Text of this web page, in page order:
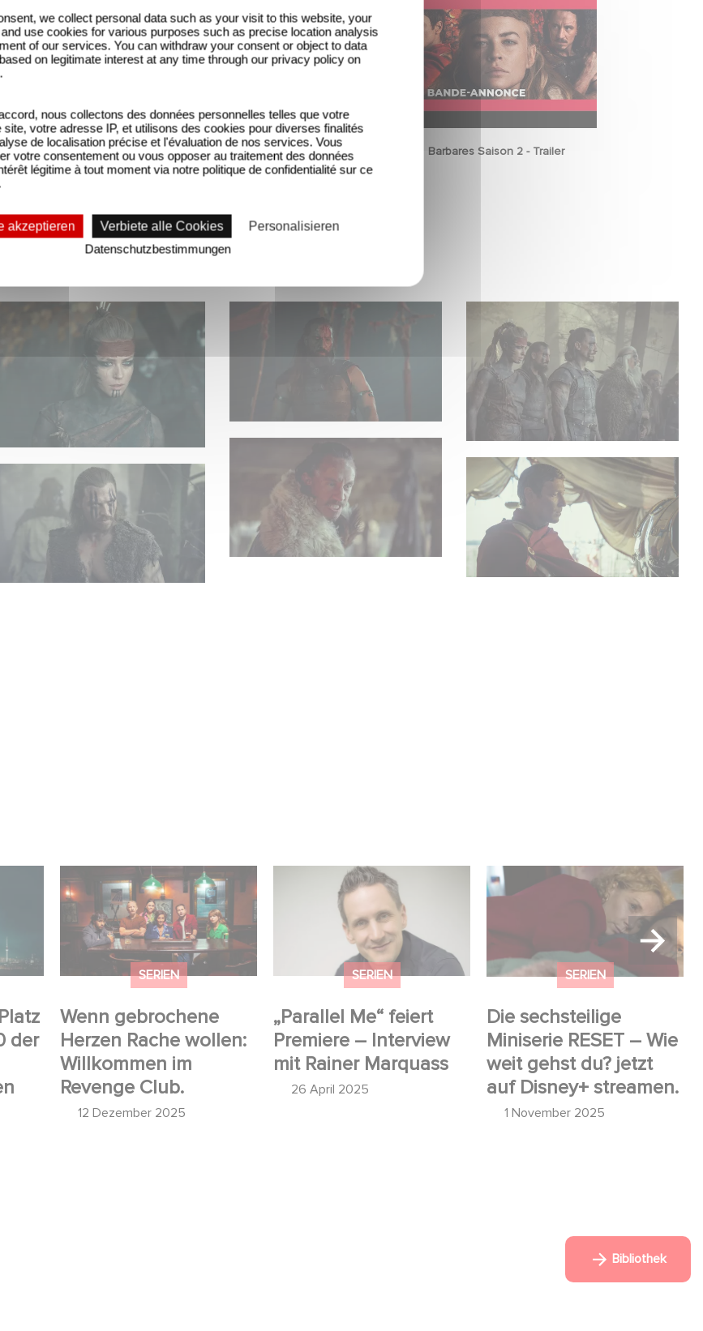
Barbares Saison 2 - Trailer
der
der
SERIEN
Wenn gebrochene
Herzen Rache wollen:
Willkommen im
Revenge Club.
12 Dezember 2025
Wenn gebrochene Herzen
Rache wollen: Willkommen
im Revenge Club.
SERIEN
„Parallel Me“ feiert
Premiere – Interview
mit Rainer Marquass
26 April 2025
„Parallel Me“ feiert Premiere
– Interview mit Rainer
Marquass
SERIEN
Die sechsteilige
Miniserie RESET – Wie
weit gehst du? jetzt
auf Disney+ streamen.
1 November 2025
Die sechsteilige Miniserie
RESET – Wie weit gehst
du? jetzt auf Disney+
streamen.
Bibliothek
we collect personal data such as your visit to this website, your
use cookies for various purposes such as precise location analysis
of our services. You can withdraw your consent or object to data
on legitimate interest at any time through our privacy policy on
nous collectons des données personnelles telles que votre
votre adresse IP, et utilisons des cookies pour diverses finalités
de localisation précise et l'évaluation de nos services. Vous
votre consentement ou vous opposer au traitement des données
légitime à tout moment via notre politique de confidentialité sur ce
akzeptieren Verbiete alle Cookies
Personalisieren
Datenschutzbestimmungen